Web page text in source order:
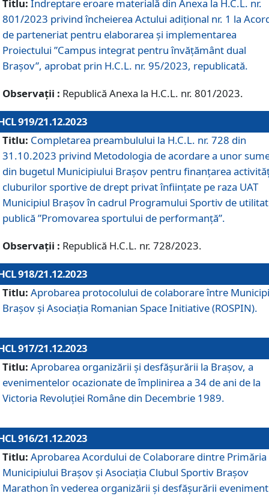
Titlu: Îndreptare eroare materială din Anexa la H.C.L. nr.
801/2023 privind încheierea Actului adițional nr. 1 la
de parteneriat pentru elaborarea și implementarea
Proiectului ”Campus integrat pentru învățământ dual
Brașov”, aprobat prin H.C.L. nr. 95/2023, republicată.
Observații : Republică Anexa la H.C.L. nr. 801/2023.
919/21.12.2023
Titlu: Completarea preambulului la H.C.L. nr. 728 din
31.10.2023 privind Metodologia de acordare a unor
din bugetul Municipiului Brașov pentru finanțarea
cluburilor sportive de drept privat înființate pe raza UAT
Municipiul Brașov în cadrul Programului Sportiv de
publică ”Promovarea sportului de performanță”.
Observații : Republică H.C.L. nr. 728/2023.
918/21.12.2023
Titlu: Aprobarea protocolului de colaborare între
Brașov și Asociația Romanian Space Initiative (ROSPIN).
917/21.12.2023
Titlu: Aprobarea organizării şi desfăşurării la Braşov, a
evenimentelor ocazionate de împlinirea a 34 de ani de la
Victoria Revoluţiei Române din Decembrie 1989.
916/21.12.2023
Titlu: Aprobarea Acordului de Colaborare dintre Primăria
Municipiului Brașov și Asociația Clubul Sportiv Brașov
Marathon în vederea organizării și desfășurării